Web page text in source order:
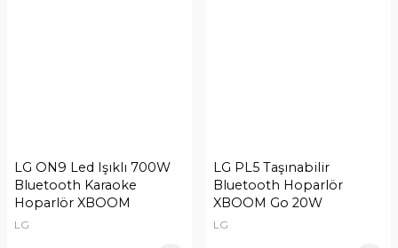
LG ON9 Led Işıklı 700W
Bluetooth Karaoke
Hoparlör XBOOM
LG
LG PL5 Taşınabilir
Bluetooth Hoparlör
XBOOM Go 20W
MERIDIAN Teknolojisi
LG